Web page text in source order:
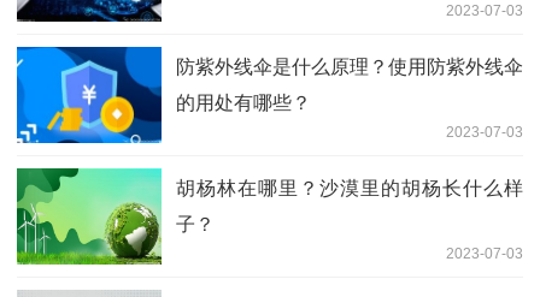
2023-07-03
防紫外线伞是什么原理？使用防紫外线伞
的用处有哪些？
2023-07-03
胡杨林在哪里？沙漠里的胡杨长什么样
子？
2023-07-03